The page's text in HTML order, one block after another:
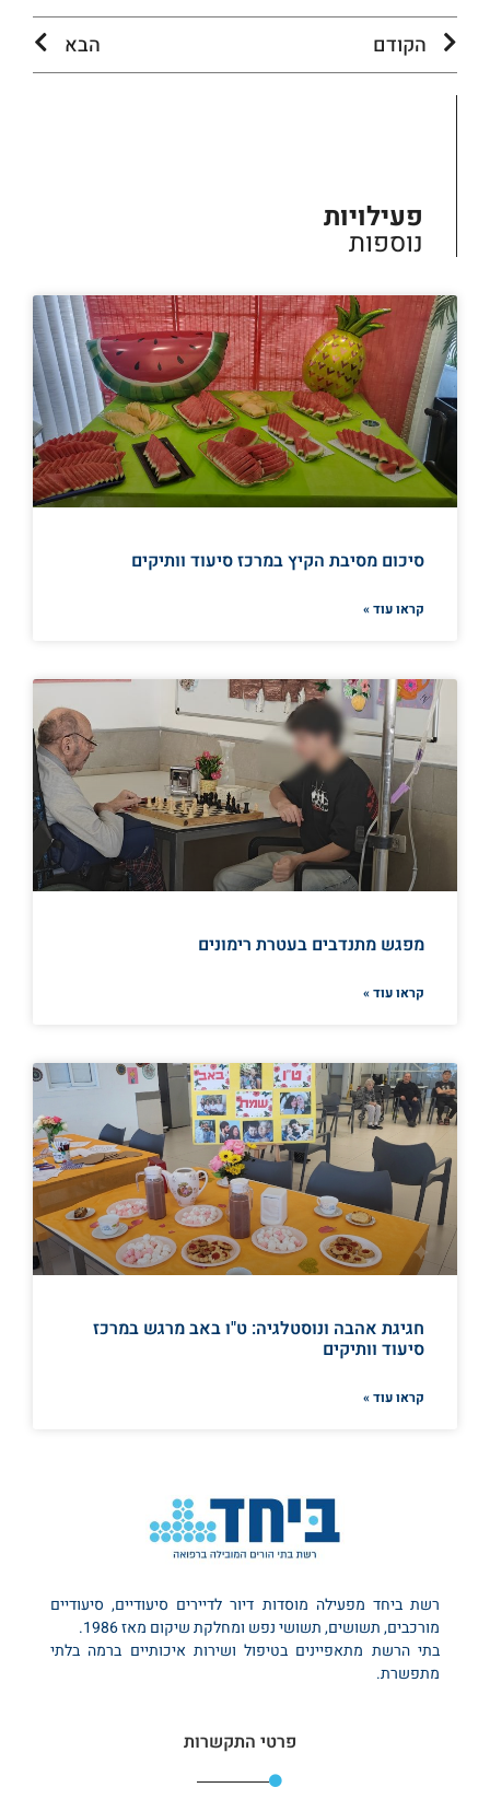
הקודם הבא
פעילויות
נוספות
סיכום מסיבת הקיץ במרכז סיעוד וותיקים
קראו עוד »
מפגש מתנדבים בעטרת רימונים
קראו עוד »
חגיגת אהבה ונוסטלגיה: ט"ו באב מרגש במרכז
סיעוד וותיקים
קראו עוד »
רשת ביחד מפעילה מוסדות דיור לדיירים סיעודיים, סיעודיים
מורכבים, תשושים, תשושי נפש ומחלקת שיקום מאז 1986.
בתי הרשת מתאפיינים בטיפול ושירות איכותיים ברמה בלתי
מתפשרת.
פרטי התקשרות